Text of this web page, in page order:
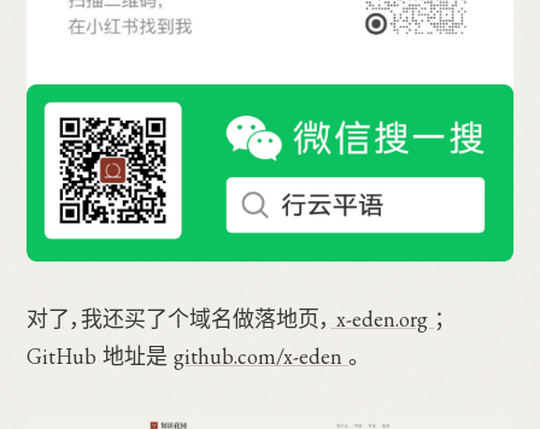
对了，我还买了个域名做落地页， x-eden.org ；
GitHub 地址是github.com/x-eden。